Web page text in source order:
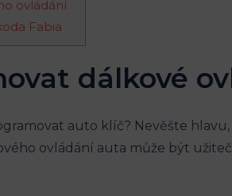
ovládání
Fabia
dálkové
auto klíč? Nevěšte hlavu,
ovládání auta může být